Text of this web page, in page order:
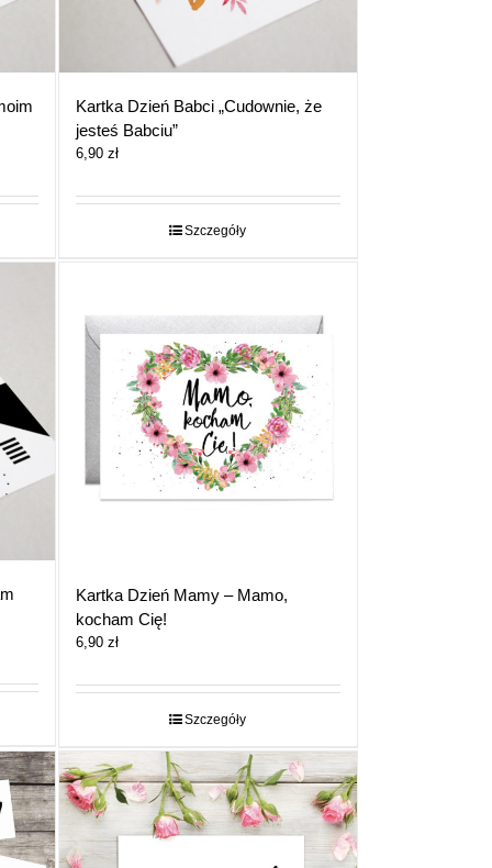
Kartka Dzień Babci „Cudownie, że
jesteś Babciu”
6,90 zł
Szczegóły
Kartka Dzień Mamy – Mamo,
kocham Cię!
6,90 zł
Szczegóły